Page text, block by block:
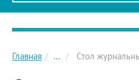
Главное меню сайта
Главная ... Стол